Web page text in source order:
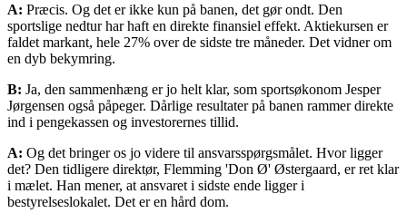
A: Præcis. Og det er ikke kun på banen, det gør ondt. Den
sportslige nedtur har haft en direkte finansiel effekt. Aktiekursen er
faldet markant, hele 27% over de sidste tre måneder. Det vidner om
en dyb bekymring.
B: Ja, den sammenhæng er jo helt klar, som sportsøkonom Jesper
Jørgensen også påpeger. Dårlige resultater på banen rammer direkte
ind i pengekassen og investorernes tillid.
A: Og det bringer os jo videre til ansvarsspørgsmålet. Hvor ligger
det? Den tidligere direktør, Flemming 'Don Ø' Østergaard, er ret klar
i mælet. Han mener, at ansvaret i sidste ende ligger i
bestyrelseslokalet. Det er en hård dom.